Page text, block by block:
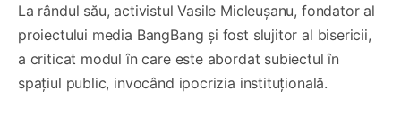
La rândul său, activistul Vasile Micleușanu, fondator al
proiectului media BangBang și fost slujitor al bisericii,
a criticat modul în care este abordat subiectul în
spațiul public, invocând ipocrizia instituțională.